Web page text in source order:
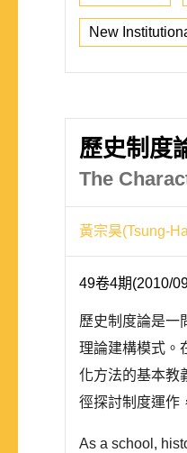
New
歷史制度
The
黃宗昊(Tsung-
49卷4期(2010/
歷史制度論是一
理論建構模式。
化方法的基本教
徑探討制度運作
As a school,